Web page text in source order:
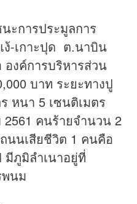
ะการประมูลการ
ง้-เกาะปุด ต.นาบิน
องค์การบริหารส่วน
บาท ระยะทางปู
หนา 5 เซนติเมตร
คนร้ายจำนวน 2
นนเสียชีวิต 1 คนคือ
ภูมิลำเนาอยู่ที่
นม